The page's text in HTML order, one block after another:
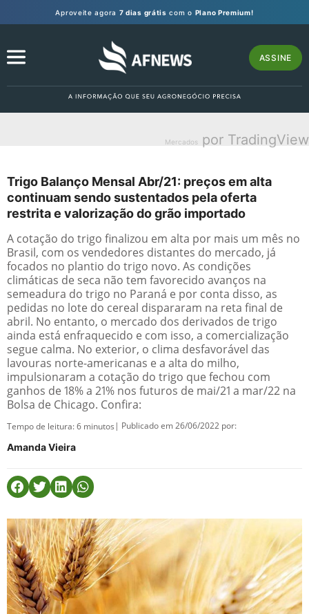
Aproveite agora 7 dias grátis com o Plano Premium!
ASSINE
Mercados por TradingView
Trigo Balanço Mensal Abr/21: preços em alta
continuam sendo sustentados pela oferta
restrita e valorização do grão importado
A cotação do trigo finalizou em alta por mais um mês no
Brasil, com os vendedores distantes do mercado, já
focados no plantio do trigo novo. As condições
climáticas de seca não tem favorecido avanços na
semeadura do trigo no Paraná e por conta disso, as
pedidas no lote do cereal dispararam na reta final de
abril. No entanto, o mercado dos derivados de trigo
ainda está enfraquecido e com isso, a comercialização
segue calma. No exterior, o clima desfavorável das
lavouras norte-americanas e a alta do milho,
impulsionaram a cotação do trigo que fechou com
ganhos de 18% a 21% nos futuros de mai/21 a mar/22 na
Bolsa de Chicago. Confira:
Tempo de leitura:6 minutos | Publicado em 26/06/2022 por:
Amanda Vieira